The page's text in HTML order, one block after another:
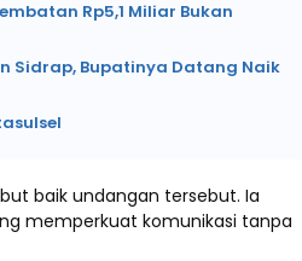
Rp5,1 Miliar Bukan
Sidrap, Bupatinya Datang Naik
baik undangan tersebut. Ia
memperkuat komunikasi tanpa